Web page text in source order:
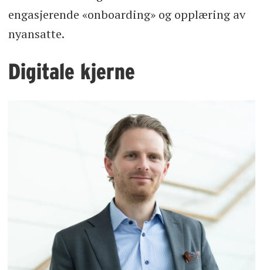
engasjerende «onboarding» og opplæring av
nyansatte.
Digitale kjerne